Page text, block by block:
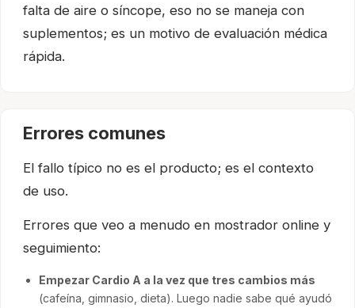
falta de aire o síncope, eso no se maneja con
suplementos; es un motivo de evaluación médica
rápida.
Errores comunes
El fallo típico no es el producto; es el contexto
de uso.
Errores que veo a menudo en mostrador online y
seguimiento:
Empezar Cardio A a la vez que tres cambios más
(cafeína, gimnasio, dieta). Luego nadie sabe qué ayudó